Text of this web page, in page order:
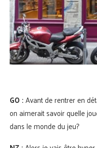
GO :Avant de rentrer en
on aimerait savoir quelle
dans le monde du jeu?